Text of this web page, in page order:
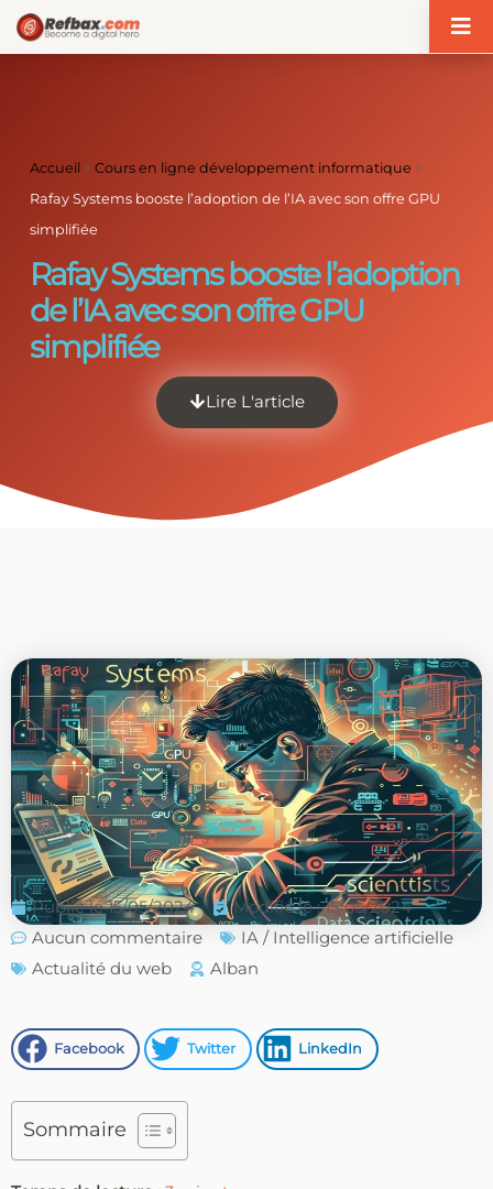
Accueil >Cours en ligne développement informatique >
Rafay Systems booste l’adoption de l’IA avec son offre GPU
simplifiée
Rafay Systems booste l’adoption
de l’IA avec son offre GPU
simplifiée
Lire L'article
Publié le 15/05/2024
Modifié le : 15/05/2024
Aucun commentaire
IA / Intelligence artificielle
Actualité du web
Alban
Facebook Twitter LinkedIn
Sommaire
Panneau de gestion des cookies